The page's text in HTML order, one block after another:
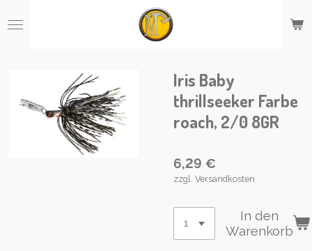
Hauptinhalt
Iris Baby
thrillseeker Farbe
roach, 2/0 8GR
6,29 €
zzgl. Versandkosten
In den
Warenkorb